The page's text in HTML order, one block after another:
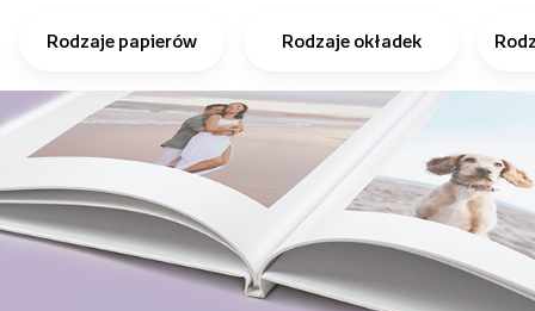
Rodzaje papierów Rodzaje okładek